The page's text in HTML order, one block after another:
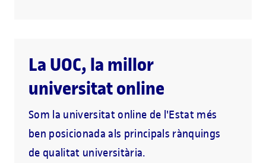
La UOC, la millor
universitat online
Som la universitat online de l'Estat més
ben posicionada als principals rànquings
de qualitat universitària.